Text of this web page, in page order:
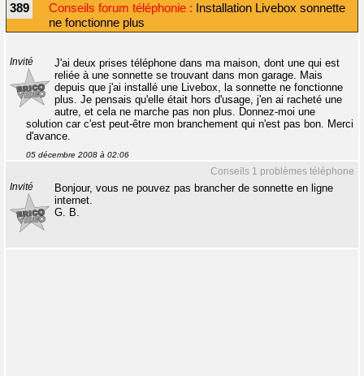
389 Conseils forum téléphonie : Installation Livebox sonnette
ne fonctionne plus
Invité
J'ai deux prises téléphone dans ma maison, dont une qui est
reliée à une sonnette se trouvant dans mon garage. Mais
depuis que j'ai installé une Livebox, la sonnette ne fonctionne
plus. Je pensais qu'elle était hors d'usage, j'en ai racheté une
autre, et cela ne marche pas non plus. Donnez-moi une
solution car c'est peut-être mon branchement qui n'est pas bon. Merci
d'avance.
05 décembre 2008 à 02:06
Conseils 1 problèmes téléphone
Invité
Bonjour, vous ne pouvez pas brancher de sonnette en ligne
internet.
G. B.